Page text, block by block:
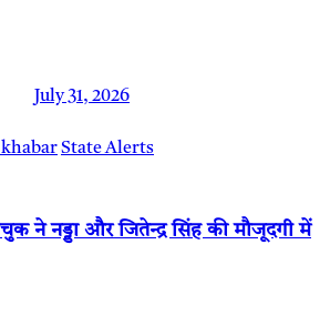
July 31, 2026
State Alerts
ने नड्डा और जितेन्द्र सिंह की मौजूदगी में